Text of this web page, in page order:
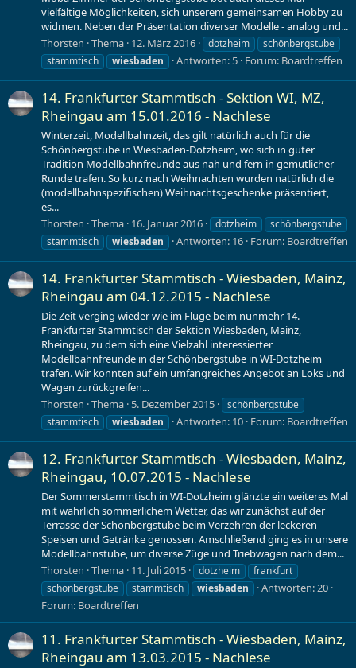
vielfältige Möglichkeiten, sich unserem gemeinsamen Hobby zu
widmen. Neben der Präsentation diverser Modelle - analog und...
Thorsten Thema 12. März 2016 dotzheim
schönbergstube
stammtisch
wiesbaden Antworten: 5 Forum: Boardtreffen
14. Frankfurter Stammtisch - Sektion WI, MZ,
Rheingau am 15.01.2016 - Nachlese
Winterzeit, Modellbahnzeit, das gilt natürlich auch für die
Schönbergstube in Wiesbaden-Dotzheim, wo sich in guter
Tradition Modellbahnfreunde aus nah und fern in gemütlicher
Runde trafen. So kurz nach Weihnachten wurden natürlich die
(modellbahnspezifischen) Weihnachtsgeschenke präsentiert,
es...
Thorsten Thema 16. Januar 2016 dotzheim
schönbergstube
stammtisch
wiesbaden Antworten: 16 Forum: Boardtreffen
14. Frankfurter Stammtisch - Wiesbaden, Mainz,
Rheingau am 04.12.2015 - Nachlese
Die Zeit verging wieder wie im Fluge beim nunmehr 14.
Frankfurter Stammtisch der Sektion Wiesbaden, Mainz,
Rheingau, zu dem sich eine Vielzahl interessierter
Modellbahnfreunde in der Schönbergstube in WI-Dotzheim
trafen. Wir konnten auf ein umfangreiches Angebot an Loks und
Wagen zurückgreifen...
Thorsten Thema 5. Dezember 2015
schönbergstube
stammtisch
wiesbaden Antworten: 10 Forum: Boardtreffen
12. Frankfurter Stammtisch - Wiesbaden, Mainz,
Rheingau, 10.07.2015 - Nachlese
Der Sommerstammtisch in WI-Dotzheim glänzte ein weiteres Mal
mit wahrlich sommerlichem Wetter, das wir zunächst auf der
Terrasse der Schönbergstube beim Verzehren der leckeren
Speisen und Getränke genossen. Amschließend ging es in unsere
Modellbahnstube, um diverse Züge und Triebwagen nach dem...
Thorsten Thema 11. Juli 2015 dotzheim
frankfurt
schönbergstube
stammtisch wiesbaden
Antworten: 20
Forum: Boardtreffen
11. Frankfurter Stammtisch - Wiesbaden, Mainz,
Rheingau am 13.03.2015 - Nachlese